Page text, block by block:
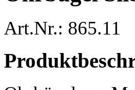
Art.Nr.: 865.11